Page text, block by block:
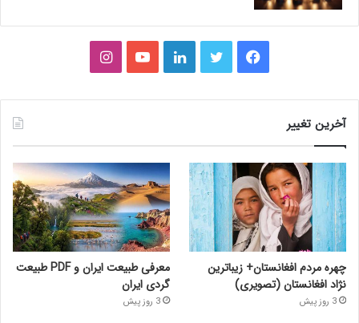
فیس توییترلینکدینیوتیوباینستاگرام
آخرین تغییر
چهره مردم افغانستان+ زیباترین
نژاد افغانستان (تصویری)
3 روز پیش
معرفی طبیعت ایران و PDF طبیعت
گردی ایران
3 روز پیش